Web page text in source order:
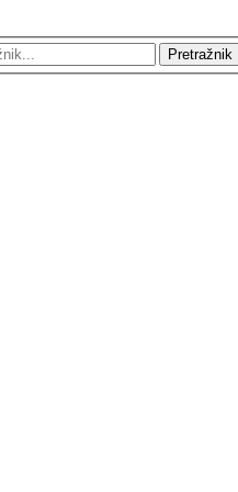
Pretražnik